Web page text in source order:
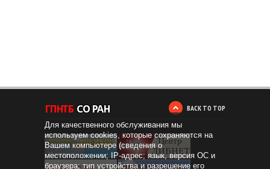
BACK TO TOP
Для качественного обслуживания мы
используем cookies, которые сохраняются на
Вашем компьютере (сведения о
местоположении; IP-адрес; язык, версия ОС и
браузера; тип устройства и разрешение его